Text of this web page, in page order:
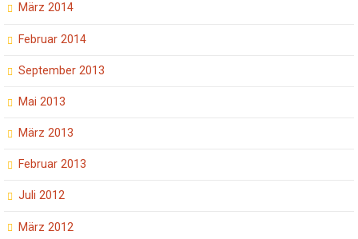
März 2014
Februar 2014
September 2013
Mai 2013
März 2013
Februar 2013
Juli 2012
März 2012